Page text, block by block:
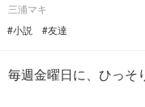
三浦マキ
#小説
#友達
毎週金曜日に、ひっそ